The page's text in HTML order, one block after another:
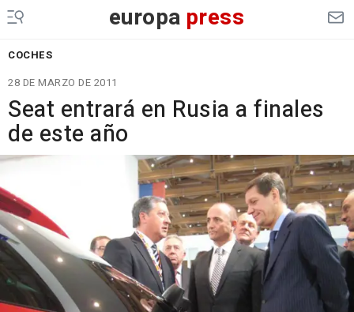
europa press
COCHES
28 DE MARZO DE 2011
Seat entrará en Rusia a finales
de este año